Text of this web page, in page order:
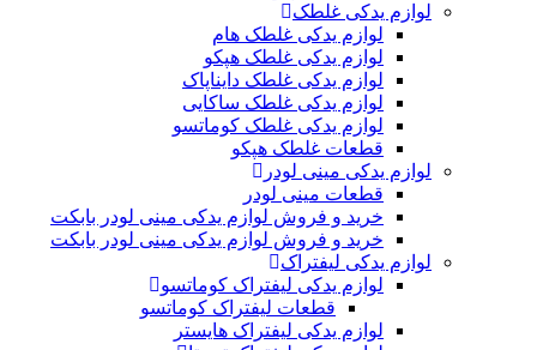
لوازم یدکی غلطک
لوازم یدکی غلطک هام
لوازم یدکی غلطک هپکو
لوازم یدکی غلطک دایناپاک
لوازم یدکی غلطک ساکایی
لوازم یدکی غلطک کوماتسو
قطعات غلطک هپکو
لوازم یدکی مینی لودر
قطعات مینی لودر
خرید و فروش لوازم یدکی مینی لودر بابکت
خرید و فروش لوازم یدکی مینی لودر بابکت
لوازم یدکی لیفتراک
لوازم یدکی لیفتراک کوماتسو
قطعات لیفتراک کوماتسو
لوازم یدکی لیفتراک هایستر